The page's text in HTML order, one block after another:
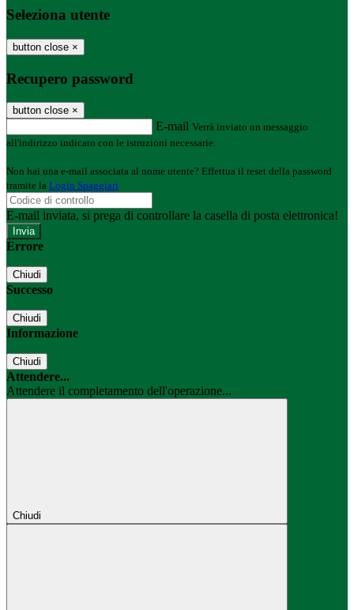
Seleziona utente
button close ×
Recupero password
button close ×
E-mail Verrà inviato un messaggio
all'indirizzo indicato con le istruzioni necessarie.
Non hai una e-mail associata al nome utente? Effettua il reset della password
tramite la Login Spaggiari
E-mail inviata, si prega di controllare la casella di posta elettronica!
Errore
Chiudi
Successo
Chiudi
Informazione
Chiudi
Attendere...
Attendere il completamento dell'operazione...
Chiudi